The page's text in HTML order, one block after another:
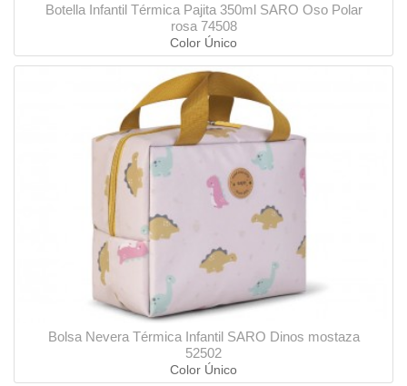
Botella Infantil Térmica Pajita 350ml SARO Oso Polar
rosa 74508
Color Único
Bolsa Nevera Térmica Infantil SARO Dinos mostaza
52502
Color Único